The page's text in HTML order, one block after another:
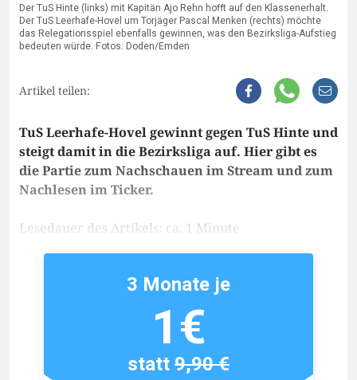
Der TuS Hinte (links) mit Kapitän Ajo Rehn hofft auf den Klassenerhalt.
Der TuS Leerhafe-Hovel um Torjäger Pascal Menken (rechts) möchte
das Relegationsspiel ebenfalls gewinnen, was den Bezirksliga-Aufstieg
bedeuten würde. Fotos: Doden/Emden
Artikel teilen:
TuS Leerhafe-Hovel gewinnt gegen TuS Hinte und
steigt damit in die Bezirksliga auf. Hier gibt es
die Partie zum Nachschauen im Stream und zum
Nachlesen im Ticker.
Lesedauer des Artikels: ca. 1 Minute
3 Monate je
1€
statt9,90 €